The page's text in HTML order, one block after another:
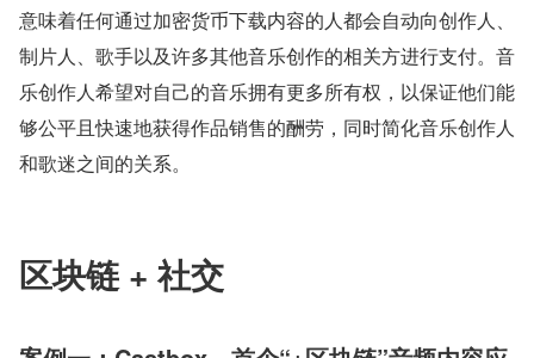
意味着任何通过加密货币下载内容的人都会自动向创作人、
制片人、歌手以及许多其他音乐创作的相关方进行支付。音
乐创作人希望对自己的音乐拥有更多所有权，以保证他们能
够公平且快速地获得作品销售的酬劳，同时简化音乐创作人
和歌迷之间的关系。
区块链 + 社交